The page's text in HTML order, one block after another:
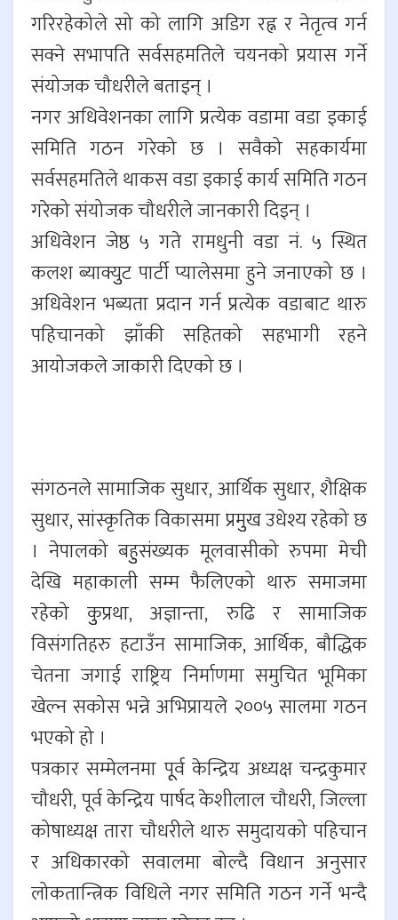
गरिरहेकोले सो को लागि अडिग रह्न र नेतृत्व गर्न
सक्ने सभापति सर्वसहमतिले चयनको प्रयास गर्ने
संयोजक चौधरीले बताइन् ।
नगर अधिवेशनका लागि प्रत्येक वडामा वडा इकाई
समिति गठन गरेको छ । सवैको सहकार्यमा
सर्वसहमतिले थाकस वडा इकाई कार्य समिति गठन
गरेको संयोजक चौधरीले जानकारी दिइन् ।
अधिवेशन जेष्ठ ५ गते रामधुनी वडा नं. ५ स्थित
कलश ब्याक्युुट पार्टी प्यालेसमा हुने जनाएको छ ।
अधिवेशन भब्यता प्रदान गर्न प्रत्येक वडाबाट थारु
पहिचानको झाँकी सहितको सहभागी रहने
आयोजकले जाकारी दिएको छ ।
संगठनले सामाजिक सुधार, आर्थिक सुधार, शैक्षिक
सुधार, सांस्कृतिक विकासमा प्रमुुख उधेश्य रहेको छ
। नेपालको बहुुसंख्यक मूलवासीको रुपमा मेची
देखि महाकाली सम्म फैलिएको थारु समाजमा
रहेको कुुप्रथा, अज्ञान्ता, रुढि र सामाजिक
विसंगतिहरु हटाउँन सामाजिक, आर्थिक, बौद्धिक
चेतना जगाई राष्ट्रिय निर्माणमा समुचित भूमिका
खेल्न सकोस भन्ने अभिप्रायले २००५ सालमा गठन
भएको हो ।
पत्रकार सम्मेलनमा पूूर्व केन्द्रिय अध्यक्ष चन्द्रकुमार
चौधरी, पूर्व केन्द्रिय पार्षद केशीलाल चौधरी, जिल्ला
कोषाध्यक्ष तारा चौधरीले थारु समुदायको पहिचान
र अधिकारको सवालमा बोल्दै विधान अनुसार
लोकतान्त्रिक विधिले नगर समिति गठन गर्ने भन्दै